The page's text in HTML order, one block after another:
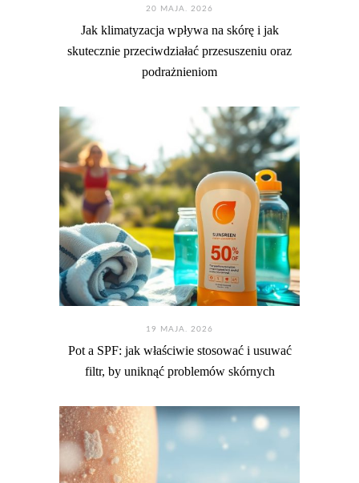
20 MAJA. 2026
Jak klimatyzacja wpływa na skórę i jak
skutecznie przeciwdziałać przesuszeniu oraz
podrażnieniom
19 MAJA. 2026
Pot a SPF: jak właściwie stosować i usuwać
filtr, by uniknąć problemów skórnych